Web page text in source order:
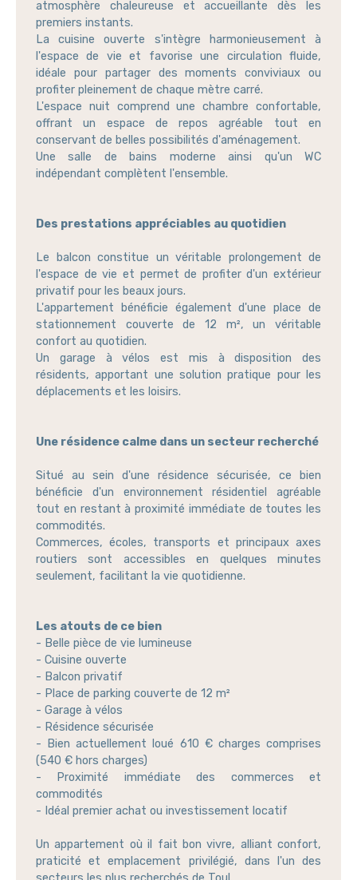
atmosphère chaleureuse et accueillante dès les
premiers instants.
La cuisine ouverte s'intègre harmonieusement à
l'espace de vie et favorise une circulation fluide,
idéale pour partager des moments conviviaux ou
profiter pleinement de chaque mètre carré.
L'espace nuit comprend une chambre confortable,
offrant un espace de repos agréable tout en
conservant de belles possibilités d'aménagement.
Une salle de bains moderne ainsi qu'un WC
indépendant complètent l'ensemble.
Des prestations appréciables au quotidien
Le balcon constitue un véritable prolongement de
l'espace de vie et permet de profiter d'un extérieur
privatif pour les beaux jours.
L'appartement bénéficie également d'une place de
stationnement couverte de 12 m², un véritable
confort au quotidien.
Un garage à vélos est mis à disposition des
résidents, apportant une solution pratique pour les
déplacements et les loisirs.
Une résidence calme dans un secteur recherché
Situé au sein d'une résidence sécurisée, ce bien
bénéficie d'un environnement résidentiel agréable
tout en restant à proximité immédiate de toutes les
commodités.
Commerces, écoles, transports et principaux axes
routiers sont accessibles en quelques minutes
seulement, facilitant la vie quotidienne.
Les atouts de ce bien
- Belle pièce de vie lumineuse
- Cuisine ouverte
- Balcon privatif
- Place de parking couverte de 12 m²
- Garage à vélos
- Résidence sécurisée
- Bien actuellement loué 610 € charges comprises
(540 € hors charges)
- Proximité immédiate des commerces et
commodités
- Idéal premier achat ou investissement locatif
Un appartement où il fait bon vivre, alliant confort,
praticité et emplacement privilégié, dans l'un des